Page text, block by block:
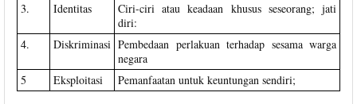
3.
Identitas
Ciri-ciri atau keadaan khusus seseorang; jati
diri:
4.
Diskriminasi Pembedaan perlakuan terhadap sesama warga
negara
5
Eksploitasi Pemanfaatan untuk keuntungan sendiri;